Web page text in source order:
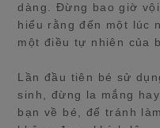
dàng. Đừng bao giờ
hiểu rằng đến một lúc
một điều tự nhiên của
Lần đầu tiên bé sử
sinh, đừng la mắng
bạn về bé, để tránh